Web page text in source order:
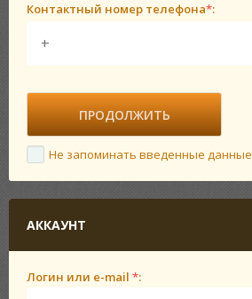
Контактный номер телефона*:
Не запоминать введенные данные
АККАУНТ
Логин или e-mail *: